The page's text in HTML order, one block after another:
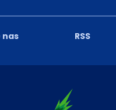
RSS